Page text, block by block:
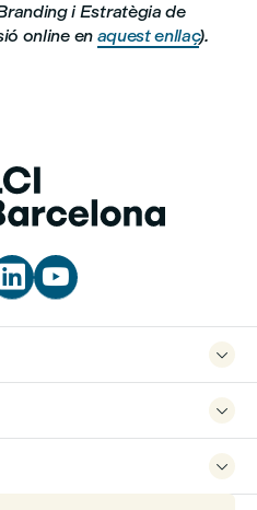
i Estratègia de
online en aquest enllaç).
 


